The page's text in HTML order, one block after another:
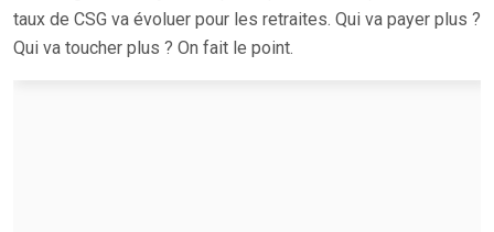
taux de CSG va évoluer pour les retraites. Qui va payer plus ?
Qui va toucher plus ? On fait le point.